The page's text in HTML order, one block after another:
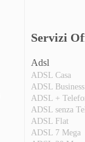
Servizi
Adsl
ADSL Casa
ADSL Business
ADSL +
ADSL senza
ADSL Flat
ADSL 7 Mega